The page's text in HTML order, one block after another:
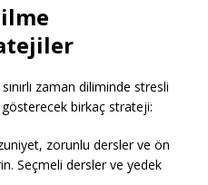
zaman diliminde stresli
birkaç strateji:
zorunlu dersler ve ön
Seçmeli dersler ve yedek